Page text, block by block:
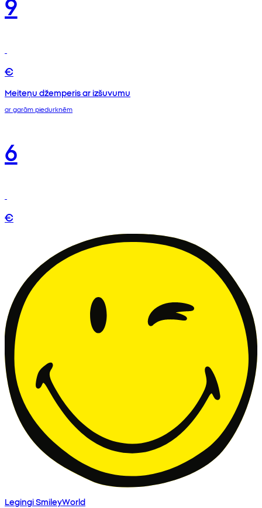
€
Meiteņu džemperis ar izšuvumu
ar garām piedurknēm
6
€
Legingi SmileyWorld